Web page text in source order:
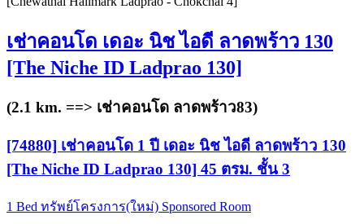
เช่าคอนโด เดอะ นิช ไอดี ลาดพร้าว 130
[The Niche ID Ladprao 130]
(2.1 km. ==> เช่าคอนโด ลาดพร้าว83)
[74880] เช่าคอนโด 1 ปี เดอะ นิช ไอดี ลาดพร้าว 130
[The Niche ID Ladprao 130] 45 ตรม. ชั้น 3
1 Bed ทรัพย์โครงการ(ใหม่) Sponsored Room